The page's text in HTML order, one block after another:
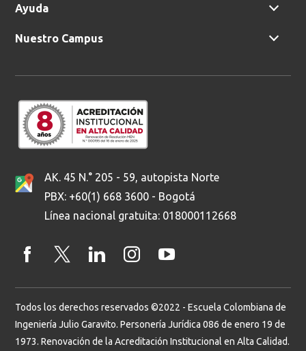
Ayuda
Nuestro Campus
AK. 45 N.° 205 - 59, autopista Norte
PBX: +60(1) 668 3600 - Bogotá
Línea nacional gratuita: 018000112668
Todos los derechos reservados ©2022 - Escuela Colombiana de
Ingeniería Julio Garavito. Personería Jurídica 086 de enero 19 de
1973. Renovación de la Acreditación Institucional en Alta Calidad.